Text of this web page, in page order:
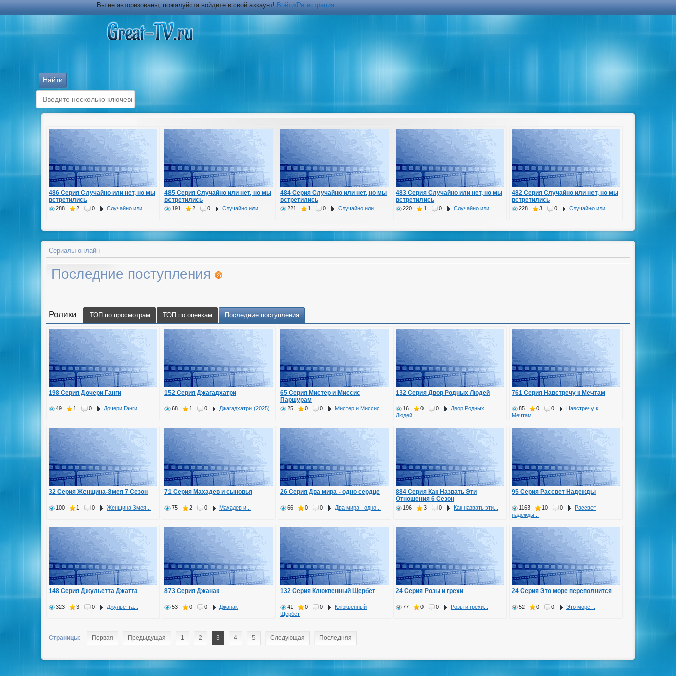
Вы не авторизованы, пожалуйста войдите в свой аккаунт!Войти/Регистрация
486 Серия Случайно или нет, но мы
встретились
288 2 0 Случайно или...
485 Серия Случайно или нет, но мы
встретились
191 2 0 Случайно или...
484 Серия Случайно или нет, но мы
встретились
221 1 0 Случайно или...
483 Серия Случайно или нет, но мы
встретились
220 1 0 Случайно или...
482 Серия Случайно или нет, но мы
встретились
228 3 0 Случайно или...
Сериалы онлайн
Последние поступления
Ролики ТОП по просмотрам ТОП по оценкам Последние поступления
198 Серия Дочери Ганги
49 1 0 Дочери Ганги...
152 Серия Джагадхатри
68 1 0 Джагадхатри (2025)
65 Серия Мистер и Миссис
Паршурам
25 0 0 Мистер и Миссис...
132 Серия Двор Родных Людей
16 0 0
Двор Родных
Людей
761 Серия Навстречу к Мечтам
85 0 0
Навстречу к
Мечтам
32 Серия Женщина-Змея 7 Сезон
100 1 0 Женщина Змея...
71 Серия Махадев и сыновья
75 2 0 Махадев и...
26 Серия Два мира - одно сердце
66 0 0 Два мира - одно...
884 Серия Как Назвать Эти
Отношения 6 Сезон
196 3 0 Как назвать эти...
95 Серия Рассвет Надежды
1163 10 0
Рассвет
надежды...
148 Серия Джульетта Джатта
323 3 0 Джульетта...
873 Серия Джанак
53 0 0 Джанак
132 Серия Клюквенный Щербет
41 0 0
Клюквенный
Щербет
24 Серия Розы и грехи
77 0 0 Розы и грехи...
24 Серия Это море переполнится
52 0 0 Это море...
Страницы: Первая Предыдущая 1 2 3 4 5 Следующая Последняя